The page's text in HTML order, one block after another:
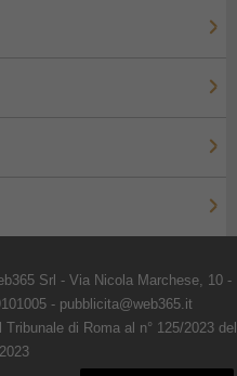
Srl - Via Nicola Marchese, 10 -
- pubblicita@web365.it
di Roma al n° 125/2023 del